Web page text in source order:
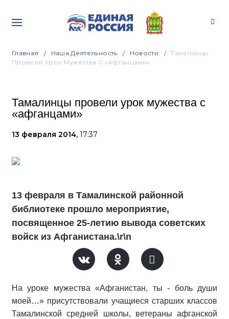
Главная Наша Деятельность Новости
Тамалинцы
Провели Урок Мужества С «афганцами»
Тамалинцы провели урок мужества с
«афганцами»
13 февраля 2014, 17:37
13 февраля в Тамалинской районной
библиотеке прошло мероприятие,
посвященное 25-летию вывода советских
войск из Афганистана.\r\n
На уроке мужества «Афганистан, ты - боль души
моей…» присутствовали учащиеся старших классов
Тамалинской средней школы, ветераны афганской